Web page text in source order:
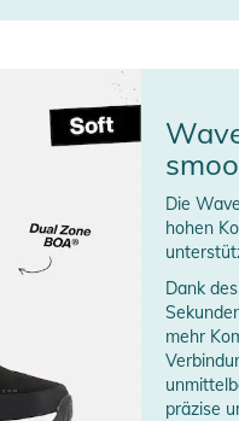
Die
hohen
Dank
mehr
präzise